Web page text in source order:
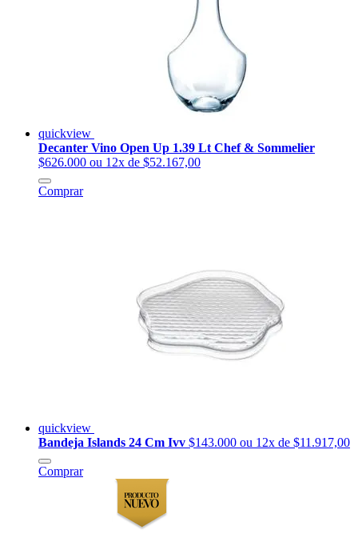
quickview
Decanter Vino Open Up 1.39 Lt Chef & Sommelier
$626.000 ou 12x de $52.167,00
Comprar
quickview
Bandeja Islands 24 Cm Ivv $143.000 ou 12x de $11.917,00
Comprar